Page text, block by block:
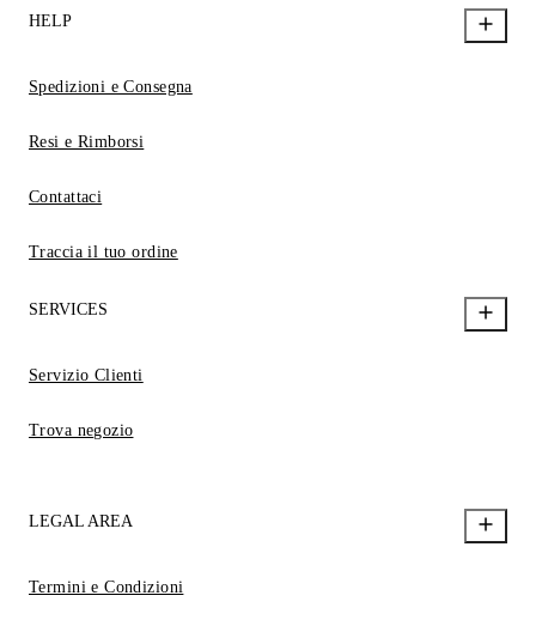
HELP
Spedizioni e Consegna
Resi e Rimborsi
Contattaci
Traccia il tuo ordine
SERVICES
Servizio Clienti
Trova negozio
LEGAL AREA
Termini e Condizioni